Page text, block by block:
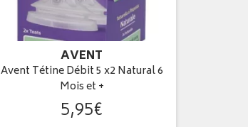
AVENT
Avent Tétine Débit 5 x2 Natural 6
Mois et +
5,95€